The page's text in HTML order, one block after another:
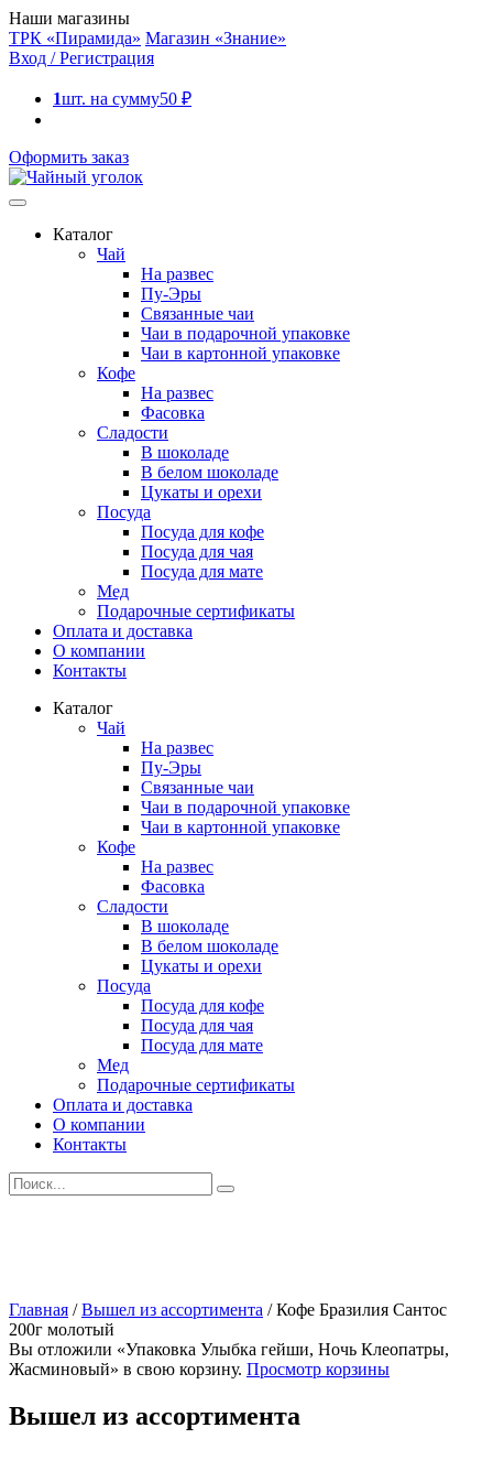
Наши магазины
ТРК «Пирамида» Магазин «Знание»
Вход / Регистрация
1шт. на сумму50 ₽
Оформить заказ
Каталог
Чай
На развес
Пу-Эры
Связанные чаи
Чаи в подарочной упаковке
Чаи в картонной упаковке
Кофе
На развес
Фасовка
Сладости
В шоколаде
В белом шоколаде
Цукаты и орехи
Посуда
Посуда для кофе
Посуда для чая
Посуда для мате
Мед
Подарочные сертификаты
Оплата и доставка
О компании
Контакты
Каталог
Чай
На развес
Пу-Эры
Связанные чаи
Чаи в подарочной упаковке
Чаи в картонной упаковке
Кофе
На развес
Фасовка
Сладости
В шоколаде
В белом шоколаде
Цукаты и орехи
Посуда
Посуда для кофе
Посуда для чая
Посуда для мате
Мед
Подарочные сертификаты
Оплата и доставка
О компании
Контакты
Искать:
Главная /Вышел из ассортимента /Кофе Бразилия Сантос
200г молотый
Вы отложили «Упаковка Улыбка гейши, Ночь Клеопатры,
Жасминовый» в свою корзину. Просмотр корзины
Вышел из ассортимента